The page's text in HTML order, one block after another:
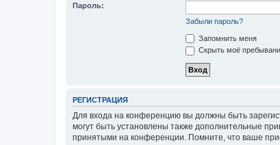
Пароль:
Забыли пароль?
Запомнить меня
Скрыть моё
РЕГИСТРАЦИЯ
Для входа на конференцию вы должны быть
могут быть установлены также дополнительные
принятыми на конференции. Помните, что ваше